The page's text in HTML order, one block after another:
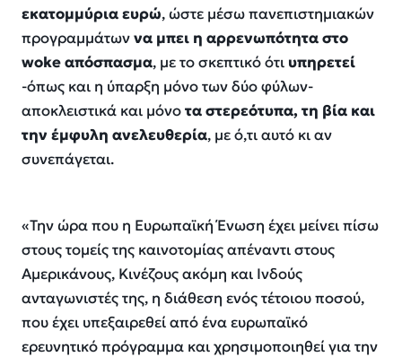
εκατομμύρια ευρώ, ώστε μέσω πανεπιστημιακών
προγραμμάτωννα μπει η αρρενωπότητα στο
woke απόσπασμα, με το σκεπτικό ότι υπηρετεί
-όπως και η ύπαρξη μόνο των δύο φύλων-
αποκλειστικά και μόνοτα στερεότυπα, τη βία και
την έμφυλη ανελευθερία, με ό,τι αυτό κι αν
συνεπάγεται.
«Την ώρα που η Ευρωπαϊκή Ένωση έχει μείνει πίσω
στους τομείς της καινοτομίας απέναντι στους
Αμερικάνους, Κινέζους ακόμη και Ινδούς
ανταγωνιστές της, η διάθεση ενός τέτοιου ποσού,
που έχει υπεξαιρεθεί από ένα ευρωπαϊκό
ερευνητικό πρόγραμμα και χρησιμοποιηθεί για την